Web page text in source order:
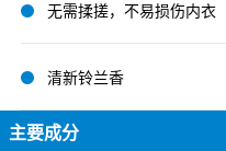
无需揉搓，不易损伤内衣
清新铃兰香
主要成分